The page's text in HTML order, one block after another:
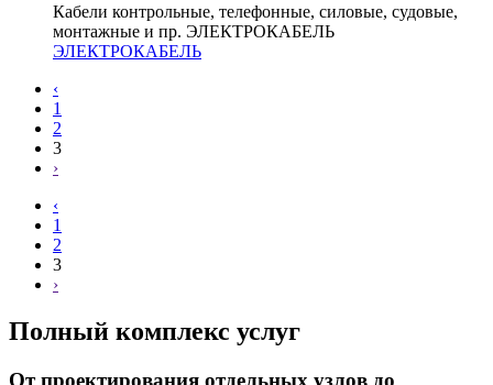
Кабели контрольные, телефонные, силовые, судовые,
монтажные и пр. ЭЛЕКТРОКАБЕЛЬ
ЭЛЕКТРОКАБЕЛЬ
‹
1
2
3
›
‹
1
2
3
›
Полный комплекс услуг
От проектирования отдельных узлов до